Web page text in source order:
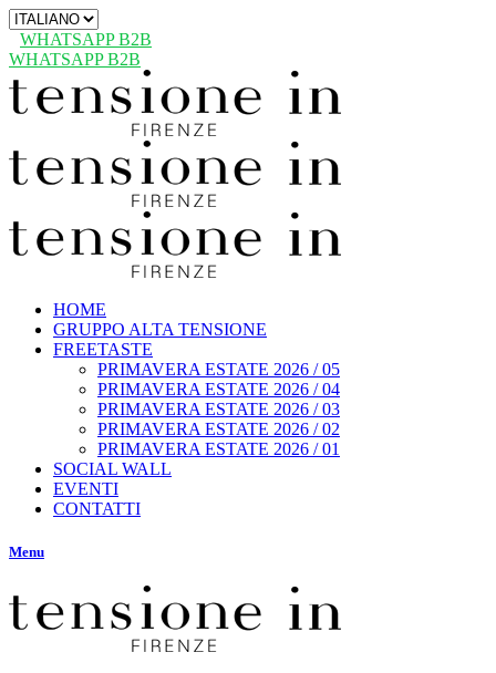
Scegli
una
lingua
WHATSAPP B2B
WHATSAPP B2B
HOME
GRUPPO ALTA TENSIONE
FREETASTE
PRIMAVERA ESTATE 2026 / 05
PRIMAVERA ESTATE 2026 / 04
PRIMAVERA ESTATE 2026 / 03
PRIMAVERA ESTATE 2026 / 02
PRIMAVERA ESTATE 2026 / 01
SOCIAL WALL
EVENTI
CONTATTI
Menu